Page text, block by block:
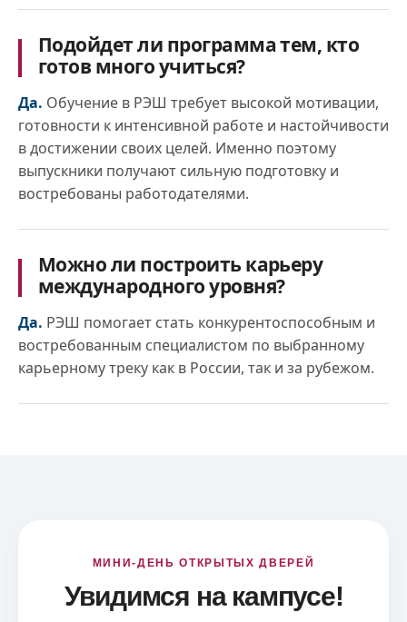
Подойдет ли программа тем, кто
готов много учиться?
Да. Обучение в РЭШ требует высокой мотивации,
готовности к интенсивной работе и настойчивости
в достижении своих целей. Именно поэтому
выпускники получают сильную подготовку и
востребованы работодателями.
Можно ли построить карьеру
международного уровня?
Да. РЭШ помогает стать конкурентоспособным и
востребованным специалистом по выбранному
карьерному треку как в России, так и за рубежом.
МИНИ-ДЕНЬ ОТКРЫТЫХ ДВЕРЕЙ
Увидимся на кампусе!